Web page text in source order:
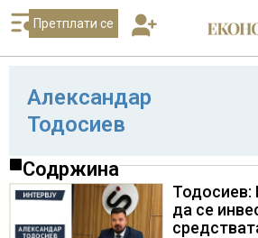
Претплати се
Александар
Тодосиев
Содржина
Тодосиев:
да се